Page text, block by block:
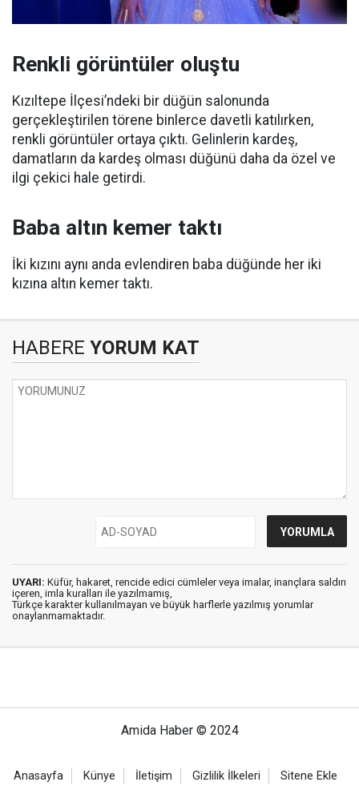
Renkli görüntüler oluştu
Kızıltepe İlçesi’ndeki bir düğün salonunda
gerçekleştirilen törene binlerce davetli katılırken,
renkli görüntüler ortaya çıktı. Gelinlerin kardeş,
damatların da kardeş olması düğünü daha da özel ve
ilgi çekici hale getirdi.
Baba altın kemer taktı
İki kızını aynı anda evlendiren baba düğünde her iki
kızına altın kemer taktı.
HABERE YORUM KAT
UYARI: Küfür, hakaret, rencide edici cümleler veya imalar, inançlara saldırı
içeren, imla kuralları ile yazılmamış,
Türkçe karakter kullanılmayan ve büyük harflerle yazılmış yorumlar
onaylanmamaktadır.
Amida Haber © 2024
Anasayfa Künye İletişim Gizlilik İlkeleri Sitene Ekle